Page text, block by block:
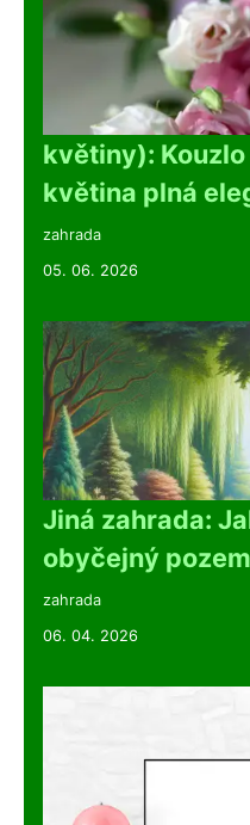
květiny):
květina plná
zahrada
05. 06. 2026
Jiná zahrada:
obyčejný
zahrada
06. 04. 2026